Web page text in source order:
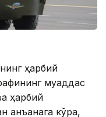
ҳарбий
муқаддас
ҳарбий
анъанага кўра,